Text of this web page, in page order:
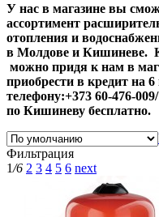
У нас в магазине вы
ассортимент
отопления и
в Молдове и Кишиневе.
можно придя к нам в
приобрести в кредит на 6
телефону:+373 60-476-
по Кишиневу бесплатно.
Фильтрация
1/6 2 3 4 5 6 next